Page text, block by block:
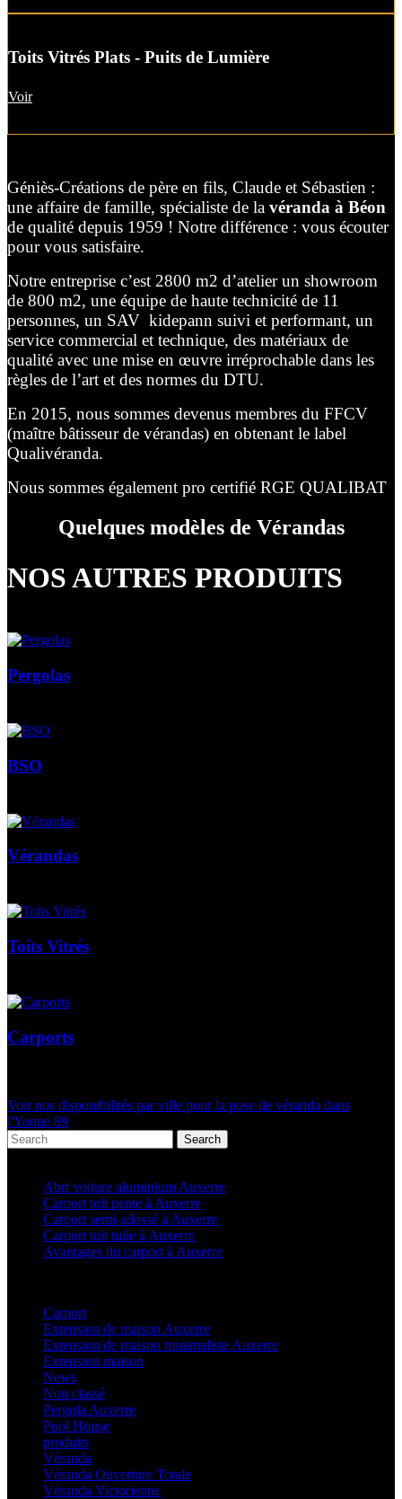
Toits Vitrés Plats - Puits de Lumière
Voir
Géniès-Créations de père en fils, Claude et Sébastien :
une affaire de famille, spécialiste de la véranda à Béon
de qualité depuis 1959 ! Notre différence : vous écouter
pour vous satisfaire.
Notre entreprise c’est 2800 m2 d’atelier un showroom
de 800 m2, une équipe de haute technicité de 11
personnes, un SAV kidepann suivi et performant, un
service commercial et technique, des matériaux de
qualité avec une mise en œuvre irréprochable dans les
règles de l’art et des normes du DTU.
En 2015, nous sommes devenus membres du FFCV
(maître bâtisseur de vérandas) en obtenant le label
Qualivéranda.
Nous sommes également pro certifié RGE QUALIBAT
Quelques modèles de Vérandas
NOS AUTRES PRODUITS
Pergolas
BSO
Vérandas
Toits Vitrés
Carports
Voir nos disponibilités par ville pour la pose de véranda dans
l'Yonne 89
Search
Abri voiture aluminium Auxerre
Carport toit pente à Auxerre
Carport semi-adossé à Auxerre
Carport toit tuile à Auxerre
Avantages du carport à Auxerre
Carport
Extension de maison Auxerre
Extension de maison minimaliste Auxerre
Extension maison
News
Non classé
Pergola Auxerre
Pool House
produits
Véranda
Véranda Ouverture Totale
Véranda Victorienne